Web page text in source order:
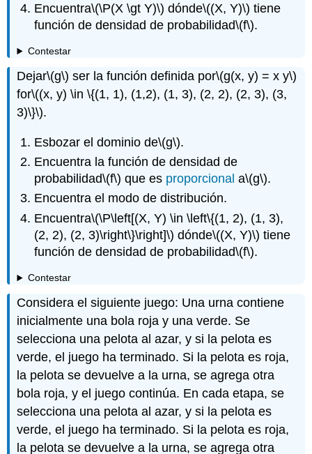
Encuentra\(\P(X \gt Y)\) dónde\((X, Y)\) tiene
función de densidad de probabilidad\(f\).
Contestar
Dejar\(g\) ser la función definida por\(g(x, y) = x y\)
for\((x, y) \in \{(1, 1), (1,2), (1, 3), (2, 2), (2, 3), (3,
3)\}\).
Esbozar el dominio de\(g\).
Encuentra la función de densidad de
probabilidad\(f\) que es proporcional a\(g\).
Encuentra el modo de distribución.
Encuentra\(\P\left[(X, Y) \in \left\{(1, 2), (1, 3),
(2, 2), (2, 3)\right\}\right]\) dónde\((X, Y)\) tiene
función de densidad de probabilidad\(f\).
Contestar
Considera el siguiente juego: Una urna contiene
inicialmente una bola roja y una verde. Se
selecciona una pelota al azar, y si la pelota es
verde, el juego ha terminado. Si la pelota es roja,
la pelota se devuelve a la urna, se agrega otra
bola roja, y el juego continúa. En cada etapa, se
selecciona una pelota al azar, y si la pelota es
verde, el juego ha terminado. Si la pelota es roja,
la pelota se devuelve a la urna, se agrega otra